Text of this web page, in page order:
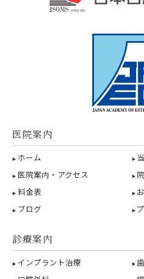
医院案内
ホーム
医院案内・アクセス
料金表
ブログ
診療案内
インプラント治療